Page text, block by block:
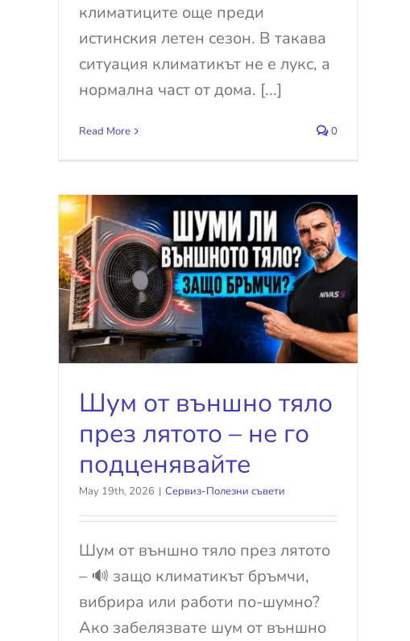
климатиците още преди
истинския летен сезон. В такава
ситуация климатикът не е лукс, а
нормална част от дома. [...]
Read More 0
Шум от външно тяло
през лятото – не го
подценявайте
May 19th, 2026 | Сервиз-Полезни съвети
Шум от външно тяло през лятото
– 🔊 защо климатикът бръмчи,
вибрира или работи по-шумно?
Ако забелязвате шум от външно